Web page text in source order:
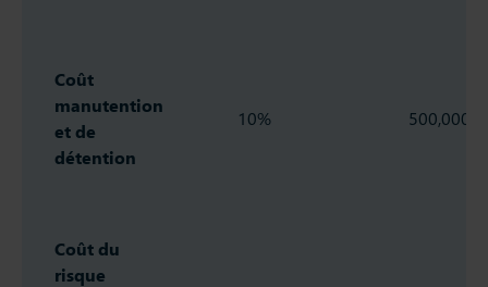
Coût
manutention
et de
détention
10% 500,000€
Coût du
risque